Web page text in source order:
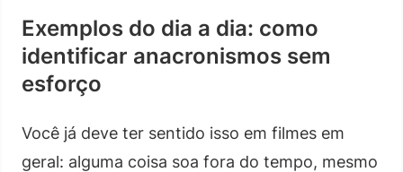
Exemplos do dia a dia: como
identificar anacronismos sem
esforço
Você já deve ter sentido isso em filmes em
geral: alguma coisa soa fora do tempo, mesmo